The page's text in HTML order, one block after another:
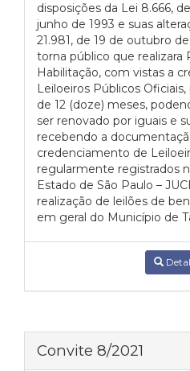
disposições da Lei 8.666,
junho de 1993 e suas
21.981, de 19 de outubro de
torna público que realizara
Habilitação, com vistas a
Leiloeiros Públicos
de 12 (doze) meses,
ser renovado por iguais e
recebendo a
credenciamento de
regularmente registrados
Estado de São Paulo –
realização de leilões de
em geral do Município de
Convite 8/2021